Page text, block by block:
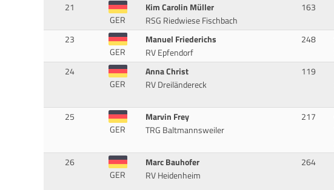
21
GER
Kim Carolin Müller
RSG Riedwiese Fischbach
163
23
GER
Manuel Friederichs
RV Epfendorf
248
24
GER
Anna Christ
RV Dreiländereck
119
25
GER
Marvin Frey
TRG Baltmannsweiler
217
26
GER
Marc Bauhofer
RV Heidenheim
264